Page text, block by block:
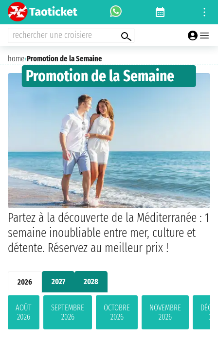
rechercher une croisiere
home›Promotion de la Semaine
Promotion de la Semaine
Partez à la découverte de la Méditerranée : 1
semaine inoubliable entre mer, culture et
détente. Réservez au meilleur prix !
2026 2027 2028
AOÛT
2026
SEPTEMBRE
2026
OCTOBRE
2026
NOVEMBRE
2026